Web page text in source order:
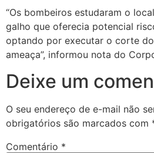
“Os bombeiros estudaram o
galho que oferecia potencial
optando por executar o corte
ameaça”, informou nota do
Deixe um
O seu endereço de e-mail não
obrigatórios são marcados com
Comentário *